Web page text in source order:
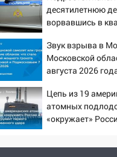
иномарки
05:00
«Каждая
второй мужчина
алопецией»:
быть вызвано
справиться
03:30
Гороскоп
принесет прилив
отличные шансы
десятилетнюю
ворвавшись в
Звук взрыва в
Московской
августа 2026
откуда был
хлопок
Цепь из 19
атомных
«окружает»